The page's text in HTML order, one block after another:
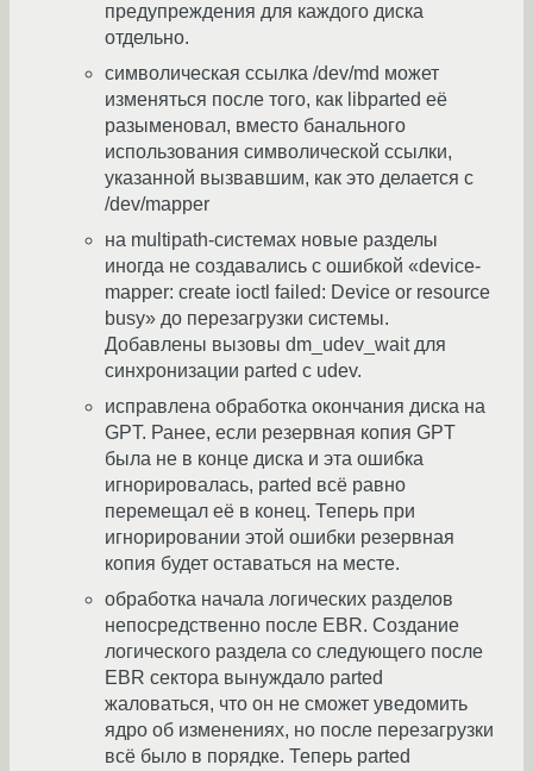
предупреждения для каждого диска
отдельно.
символическая ссылка /dev/md может
изменяться после того, как libparted её
разыменовал, вместо банального
использования символической ссылки,
указанной вызвавшим, как это делается с
/dev/mapper
на multipath-системах новые разделы
иногда не создавались с ошибкой «device-
mapper: create ioctl failed: Device or resource
busy» до перезагрузки системы.
Добавлены вызовы dm_udev_wait для
синхронизации parted c udev.
исправлена обработка окончания диска на
GPT. Ранее, если резервная копия GPT
была не в конце диска и эта ошибка
игнорировалась, parted всё равно
перемещал её в конец. Теперь при
игнорировании этой ошибки резервная
копия будет оставаться на месте.
обработка начала логических разделов
непосредственно после EBR. Создание
логического раздела со следующего после
EBR сектора вынуждало parted
жаловаться, что он не сможет уведомить
ядро об изменениях, но после перезагрузки
всё было в порядке. Теперь parted